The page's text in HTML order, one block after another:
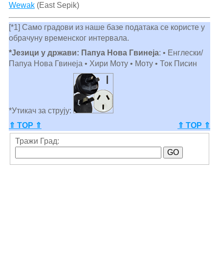
Wewak(East Sepik)
[*1] Само градови из наше базе података се користе у
обрачуну временског интервала.
*Језици у држави: Папуа Нова Гвинеја: • Енглески/
Папуа Нова Гвинеја • Хири Моту • Моту • Ток Писин
*Утикач за струју:
⇑ TOP ⇑
⇑ TOP ⇑
Тражи Град: